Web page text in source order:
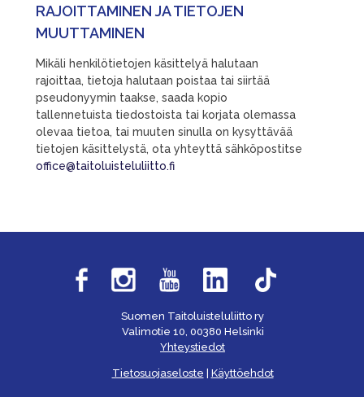
RAJOITTAMINEN JA TIETOJEN
MUUTTAMINEN
Mikäli henkilötietojen käsittelyä halutaan
rajoittaa, tietoja halutaan poistaa tai siirtää
pseudonyymin taakse, saada kopio
tallennetuista tiedostoista tai korjata olemassa
olevaa tietoa, tai muuten sinulla on kysyttävää
tietojen käsittelystä, ota yhteyttä sähköpostitse
office@taitoluisteluliitto.fi
Suomen Taitoluisteluliitto ry
Valimotie 10, 00380 Helsinki
Yhteystiedot
Tietosuojaseloste | Käyttöehdot